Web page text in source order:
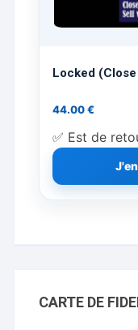
Locked
44.00€
✅ Est de
CARTE DE